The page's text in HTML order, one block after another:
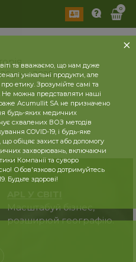
0
рік 2025 рік
Масштабуй бізнес,
розширюй географію.
та вважаємо, що нам дуже
унікальні продукти, але
етику. Зрозумійте самі та
можна представляти наші
Acumullit SA не призначено
будь-яких медичних
схвалених ВОЗ методів
COVID-19, і будь-яке
обіцяє захист або допомогу
захворювань, включаючи
Компанії та суворо
Обов'язково дотримуйтесь
Будьте здорові!